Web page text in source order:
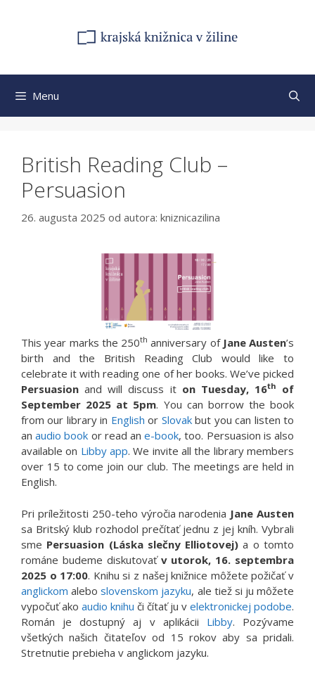
Menu
British Reading Club –
Persuasion
26. augusta 2025 od autora: kniznicazilina
This year marks the 250th anniversary of Jane Austen’s
birth and the British Reading Club would like to
celebrate it with reading one of her books. We’ve picked
Persuasion and will discuss it on Tuesday, 16th
of
September 2025 at 5pm. You can borrow the book
from our library in English or Slovakbut you can listen to
anaudio book or read ane-book, too. Persuasion is also
available on Libby app. We invite all the library members
over 15 to come join our club. The meetings are held in
English.
Pri príležitosti 250-teho výročia narodenia Jane Austen
sa Britský klub rozhodol prečítať jednu z jej kníh. Vybrali
sme Persuasion (Láska slečny Elliotovej) a o tomto
románe budeme diskutovať v utorok, 16. septembra
2025 o 17:00. Knihu si z našej knižnice môžete požičať v
anglickom aleboslovenskom jazyku, ale tiež si ju môžete
vypočuť ako audio knihu či čítať ju v elektronickej podobe.
Román je dostupný aj v aplikácii Libby. Pozývame
všetkých našich čitateľov od 15 rokov aby sa pridali.
Stretnutie prebieha v anglickom jazyku.